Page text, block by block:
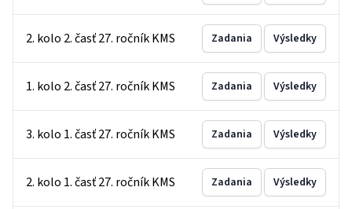
2. kolo 2. časť 27. ročník KMS Zadania Výsledky
1. kolo 2. časť 27. ročník KMS Zadania Výsledky
3. kolo 1. časť 27. ročník KMS Zadania Výsledky
2. kolo 1. časť 27. ročník KMS Zadania Výsledky